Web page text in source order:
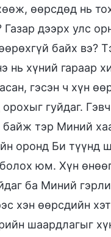
өөрсдөд нь
дээрх улс
байх вэ?
нь хүний гараар
гэсэн ч хүн
гуйдаг.
байж тэр Миний
оронд Би түүнд
юм. Хүн
ба Миний
хэн өөрсдийн
шаардлагыг